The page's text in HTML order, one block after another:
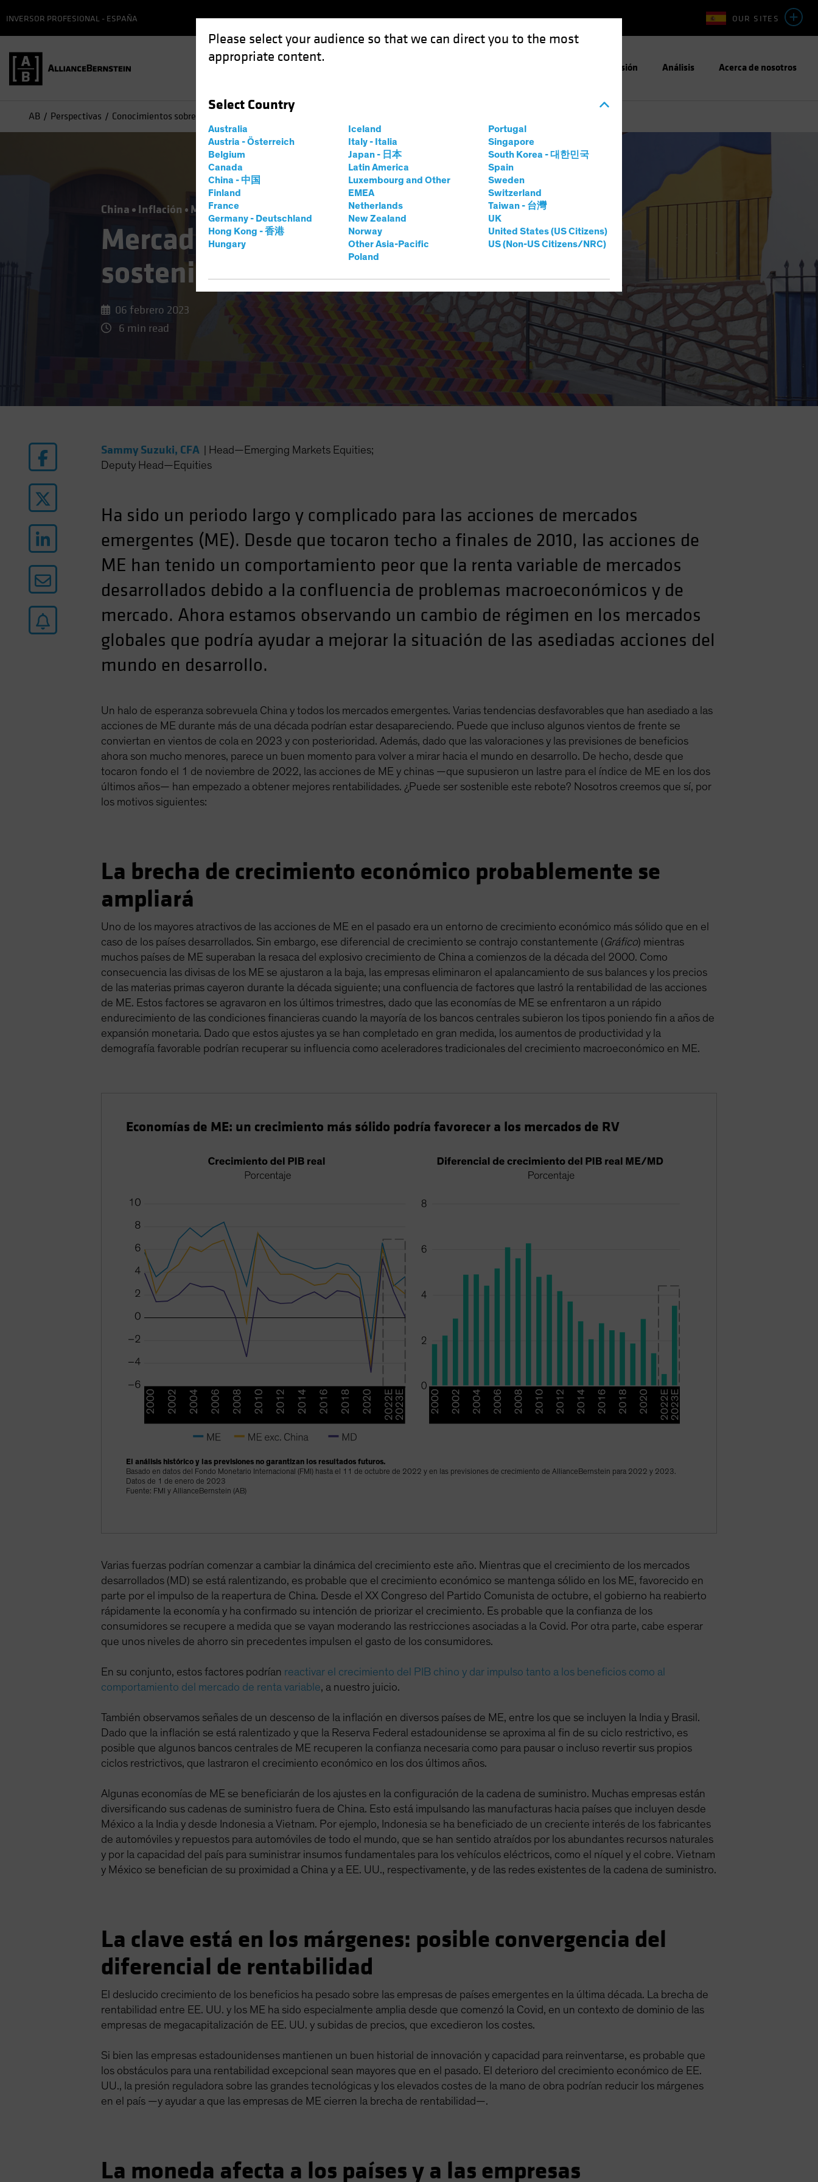
Please select your audience so that we can direct you to the most
appropriate content.
Select Country
Australia
Austria - Österreich
Belgium
Canada
China - 中国
Finland
France
Germany - Deutschland
Hong Kong - 香港
Hungary
Iceland
Italy - Italia
Japan - 日本
Latin America
Luxembourg and Other
EMEA
Netherlands
New Zealand
Norway
Other Asia-Pacific
Poland
Portugal
Singapore
South Korea - 대한민국
Spain
Sweden
Switzerland
Taiwan - 台灣
UK
United States (US Citizens)
US (Non-US Citizens/NRC)
OUR SITES
INVERSOR PROFESIONAL - ESPAÑA
Enfoque de Inversión Análisis Acerca de nosotros
AB Perspectivas Conocimientos sobre inversiones
China Inflación Mercados emergentes Volatilidad Renta variable
Mercados emergentes: ¿rebote
sostenible?
06 febrero 2023
6 min read
Sammy Suzuki, CFA
Head—Emerging Markets Equities;
Deputy Head—Equities
Ha sido un periodo largo y complicado para las acciones de mercados
emergentes (ME). Desde que tocaron techo a finales de 2010, las acciones de
ME han tenido un comportamiento peor que la renta variable de mercados
desarrollados debido a la confluencia de problemas macroeconómicos y de
mercado. Ahora estamos observando un cambio de régimen en los mercados
globales que podría ayudar a mejorar la situación de las asediadas acciones del
mundo en desarrollo.
Un halo de esperanza sobrevuela China y todos los mercados emergentes. Varias tendencias desfavorables que han asediado a las
acciones de ME durante más de una década podrían estar desapareciendo. Puede que incluso algunos vientos de frente se
conviertan en vientos de cola en 2023 y con posterioridad. Además, dado que las valoraciones y las previsiones de beneficios
ahora son mucho menores, parece un buen momento para volver a mirar hacia el mundo en desarrollo. De hecho, desde que
tocaron fondo el 1 de noviembre de 2022, las acciones de ME y chinas —que supusieron un lastre para el índice de ME en los dos
últimos años— han empezado a obtener mejores rentabilidades. ¿Puede ser sostenible este rebote? Nosotros creemos que sí, por
los motivos siguientes:
La brecha de crecimiento económico probablemente se
ampliará
Uno de los mayores atractivos de las acciones de ME en el pasado era un entorno de crecimiento económico más sólido que en el
caso de los países desarrollados. Sin embargo, ese diferencial de crecimiento se contrajo constantemente (Gráfico) mientras
muchos países de ME superaban la resaca del explosivo crecimiento de China a comienzos de la década del 2000. Como
consecuencia las divisas de los ME se ajustaron a la baja, las empresas eliminaron el apalancamiento de sus balances y los precios
de las materias primas cayeron durante la década siguiente; una confluencia de factores que lastró la rentabilidad de las acciones
de ME. Estos factores se agravaron en los últimos trimestres, dado que las economías de ME se enfrentaron a un rápido
endurecimiento de las condiciones financieras cuando la mayoría de los bancos centrales subieron los tipos poniendo fin a años de
expansión monetaria. Dado que estos ajustes ya se han completado en gran medida, los aumentos de productividad y la
demografía favorable podrían recuperar su influencia como aceleradores tradicionales del crecimiento macroeconómico en ME.
Economías de ME: un crecimiento más sólido podría favorecer a los mercados de RV
El análisis histórico y las previsiones no garantizan los resultados futuros.
Basado en datos del Fondo Monetario Internacional (FMI) hasta el 11 de octubre de 2022 y en las previsiones de crecimiento de AllianceBernstein para 2022 y 2023.
Datos de 1 de enero de 2023
Fuente: FMI y AllianceBernstein (AB)
Varias fuerzas podrían comenzar a cambiar la dinámica del crecimiento este año. Mientras que el crecimiento de los mercados
desarrollados (MD) se está ralentizando, es probable que el crecimiento económico se mantenga sólido en los ME, favorecido en
parte por el impulso de la reapertura de China. Desde el XX Congreso del Partido Comunista de octubre, el gobierno ha reabierto
rápidamente la economía y ha confirmado su intención de priorizar el crecimiento. Es probable que la confianza de los
consumidores se recupere a medida que se vayan moderando las restricciones asociadas a la Covid. Por otra parte, cabe esperar
que unos niveles de ahorro sin precedentes impulsen el gasto de los consumidores.
En su conjunto, estos factores podrían reactivar el crecimiento del PIB chino y dar impulso tanto a los beneficios como al
comportamiento del mercado de renta variable, a nuestro juicio.
También observamos señales de un descenso de la inflación en diversos países de ME, entre los que se incluyen la India y Brasil.
Dado que la inflación se está ralentizado y que la Reserva Federal estadounidense se aproxima al fin de su ciclo restrictivo, es
posible que algunos bancos centrales de ME recuperen la confianza necesaria como para pausar o incluso revertir sus propios
ciclos restrictivos, que lastraron el crecimiento económico en los dos últimos años.
Algunas economías de ME se beneficiarán de los ajustes en la configuración de la cadena de suministro. Muchas empresas están
diversificando sus cadenas de suministro fuera de China. Esto está impulsando las manufacturas hacia países que incluyen desde
México a la India y desde Indonesia a Vietnam. Por ejemplo, Indonesia se ha beneficiado de un creciente interés de los fabricantes
de automóviles y repuestos para automóviles de todo el mundo, que se han sentido atraídos por los abundantes recursos naturales
y por la capacidad del país para suministrar insumos fundamentales para los vehículos eléctricos, como el níquel y el cobre. Vietnam
y México se benefician de su proximidad a China y a EE. UU., respectivamente, y de las redes existentes de la cadena de suministro.
La clave está en los márgenes: posible convergencia del
diferencial de rentabilidad
El deslucido crecimiento de los beneficios ha pesado sobre las empresas de países emergentes en la última década. La brecha de
rentabilidad entre EE. UU. y los ME ha sido especialmente amplia desde que comenzó la Covid, en un contexto de dominio de las
empresas de megacapitalización de EE. UU. y subidas de precios, que excedieron los costes.
Si bien las empresas estadounidenses mantienen un buen historial de innovación y capacidad para reinventarse, es probable que
los obstáculos para una rentabilidad excepcional sean mayores que en el pasado. El deterioro del crecimiento económico de EE.
UU., la presión reguladora sobre las grandes tecnológicas y los elevados costes de la mano de obra podrían reducir los márgenes
en el país —y ayudar a que las empresas de ME cierren la brecha de rentabilidad—.
La moneda afecta a los países y a las empresas